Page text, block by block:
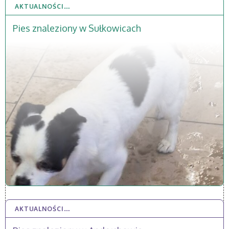
AKTUALNOŚCI…
Pies znaleziony w Sułkowicach
31 GRU 2025
AKTUALNOŚCI…
14 LIS 2025